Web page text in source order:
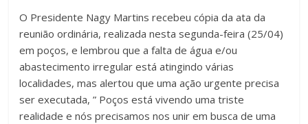
O Presidente Nagy Martins recebeu cópia da ata da
reunião ordinária, realizada nesta segunda-feira (25/04)
em poços, e lembrou que a falta de água e/ou
abastecimento irregular está atingindo várias
localidades, mas alertou que uma ação urgente precisa
ser executada, ” Poços está vivendo uma triste
realidade e nós precisamos nos unir em busca de uma